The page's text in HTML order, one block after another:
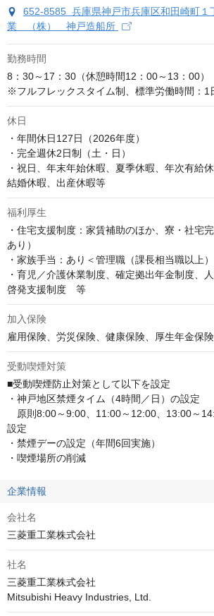
652-8585 兵庫県神戸市兵庫区和田崎町１
業 （株） 神戸造船所
勤務時間
8：30～17：30（休憩時間12：00～13：00）
※フルフレックスタイム制、標準労働時間：1
休日
・年間休日127日（2026年度）
・完全週休2日制（土・日）
・祝日、年末年始休暇、夏季休暇、年次有給
結婚休暇、出産休暇等
福利厚生
・住宅支援制度：家賃補助のほか、寮・社宅
あり）
・家族手当：あり＜管理職（課長相当職以上
・育児／介護休業制度、確定拠出年金制度、
啓発支援制度　等
加入保険
雇用保険、労災保険、健康保険、厚生年金保険
受動喫煙対策
■受動喫煙防止対策として以下を設定
・神戸地区禁煙タイム（4時間／日）の設定
原則8:00～9:00、11:00～12:00、13:00～
設定
・禁煙デーの設定（年間6回実施）
・喫煙場所の削減
企業情報
会社名
三菱重工業株式会社
社名
三菱重工業株式会社
Mitsubishi Heavy Industries, Ltd.